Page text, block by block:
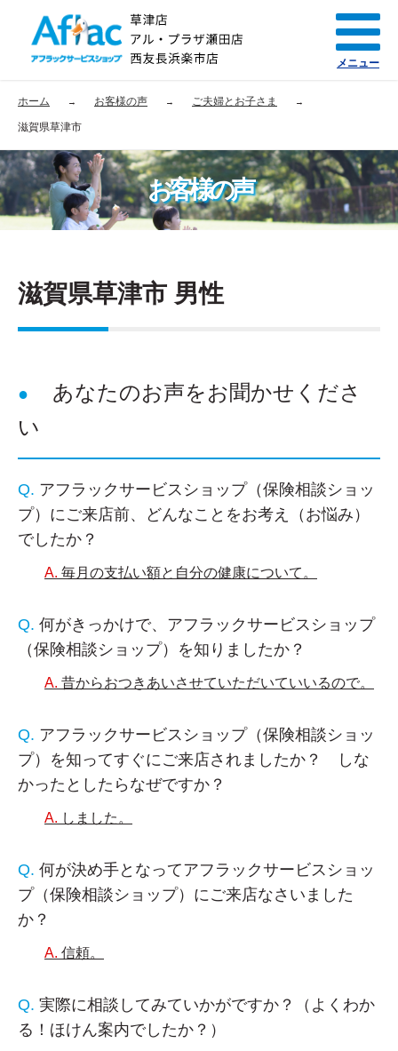
ホーム お客様の声 ご夫婦とお子さま
滋賀県草津市
お客様の声
滋賀県草津市 男性
あなたのお声をお聞かせくださ
い
アフラックサービスショップ（保険相談ショッ
プ）にご来店前、どんなことをお考え（お悩み）
でしたか？
毎月の支払い額と自分の健康について。
何がきっかけで、アフラックサービスショップ
（保険相談ショップ）を知りましたか？
昔からおつきあいさせていただいていいるので。
アフラックサービスショップ（保険相談ショッ
プ）を知ってすぐにご来店されましたか？ しな
かったとしたらなぜですか？
しました。
何が決め手となってアフラックサービスショッ
プ（保険相談ショップ）にご来店なさいました
か？
信頼。
実際に相談してみていかがですか？（よくわか
る！ほけん案内でしたか？）
メニュー